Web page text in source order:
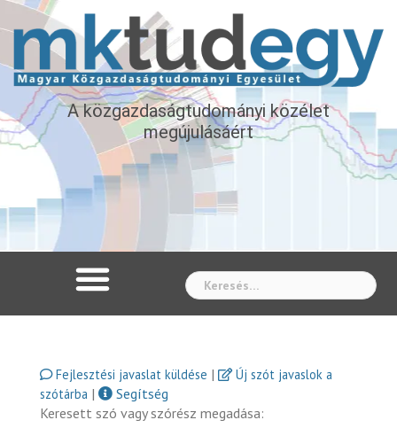
A közgazdaságtudományi közélet
megújulásáért
Fejlesztési javaslat küldése |
Új szót javaslok a
szótárba |
Segítség
Keresett szó vagy szórész megadása: